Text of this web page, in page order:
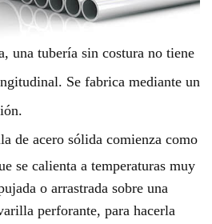
una tubería sin costura no tiene
Se fabrica mediante un
de acero sólida comienza como
se calienta a temperaturas muy
o arrastrada sobre una
perforante, para hacerla